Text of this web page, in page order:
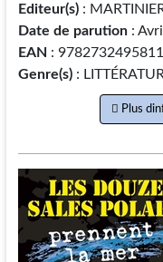
Editeur(s) :
Date de parution:
EAN : 9782732495811
Genre(s):
Plus